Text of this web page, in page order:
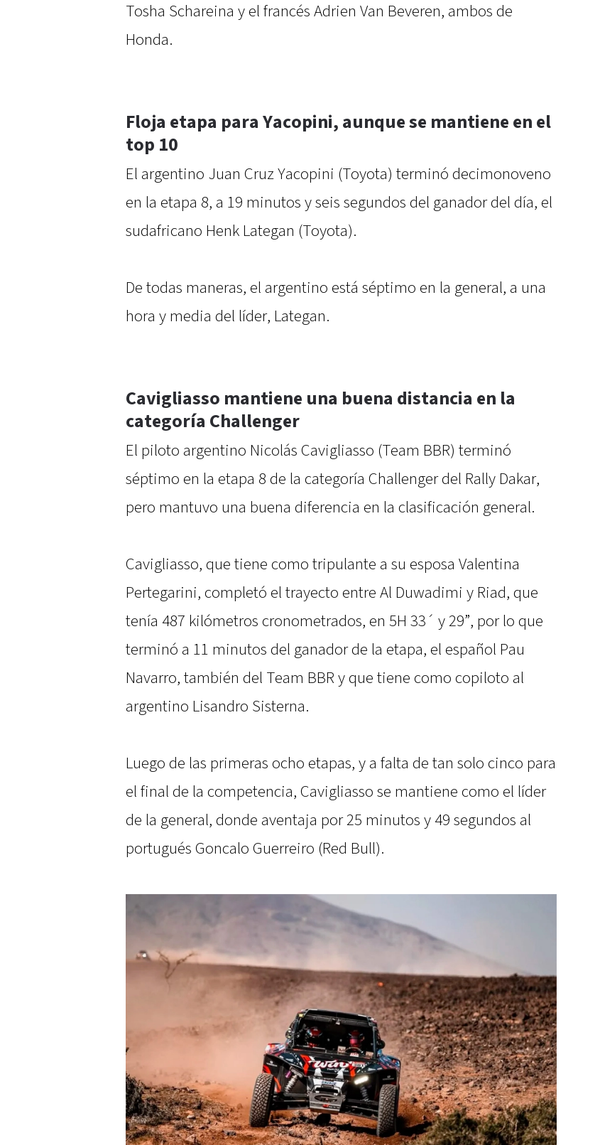
Tosha Schareina y el francés Adrien Van Beveren, ambos de
Honda.
Floja etapa para Yacopini, aunque se mantiene en el
top 10
El argentino Juan Cruz Yacopini (Toyota) terminó decimonoveno
en la etapa 8, a 19 minutos y seis segundos del ganador del día, el
sudafricano Henk Lategan (Toyota).
De todas maneras, el argentino está séptimo en la general, a una
hora y media del líder, Lategan.
Cavigliasso mantiene una buena distancia en la
categoría Challenger
El piloto argentino Nicolás Cavigliasso (Team BBR) terminó
séptimo en la etapa 8 de la categoría Challenger del Rally Dakar,
pero mantuvo una buena diferencia en la clasificación general.
Cavigliasso, que tiene como tripulante a su esposa Valentina
Pertegarini, completó el trayecto entre Al Duwadimi y Riad, que
tenía 487 kilómetros cronometrados, en 5H 33´ y 29”, por lo que
terminó a 11 minutos del ganador de la etapa, el español Pau
Navarro, también del Team BBR y que tiene como copiloto al
argentino Lisandro Sisterna.
Luego de las primeras ocho etapas, y a falta de tan solo cinco para
el final de la competencia, Cavigliasso se mantiene como el líder
de la general, donde aventaja por 25 minutos y 49 segundos al
portugués Goncalo Guerreiro (Red Bull).